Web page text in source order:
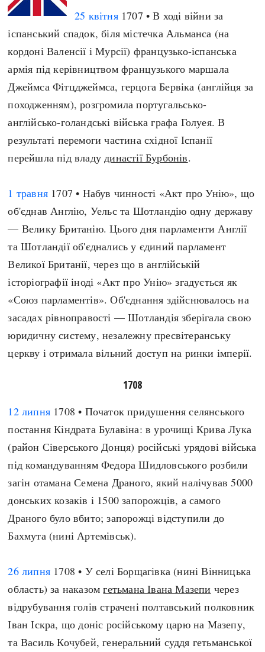
Америка
Європа
Визначальні події
Автори
done
25 квітня1707 • В ході війни за
іспанський спадок, біля містечка Альманса (на
кордоні Валенсії і Мурсії) французько-іспанська
армія під керівництвом французького маршала
Джеймса Фітцджеймса, герцога Бервіка (англійця за
походженням), розгромила португальсько-
англійсько-голандські війська графа Голуея. В
результаті перемоги частина східної Іспанії
перейшла під владудинастії Бурбонів.
1 травня 1707 • Набув чинності «Акт про Унію», що
об'єднав Англію, Уельс та Шотландію одну державу
— Велику Британію. Цього дня парламенти Англії
та Шотландії об'єднались у єдиний парламент
Великої Британії, через що в англійській
історіографії іноді «Акт про Унію» згадується як
«Союз парламентів». Об'єднання здійснювалось на
засадах рівноправості — Шотландія зберігала свою
юридичну систему, незалежну пресвітеранську
церкву і отримала вільний доступ на ринки імперії.
1708
12 липня 1708 • Початок придушення селянського
постання Кіндрата Булавіна: в урочищі Крива Лука
(район Сіверського Донця) російські урядові війська
під командуванням Федора Шидловського розбили
загін отамана Семена Драного, який налічував 5000
донських козаків і 1500 запорожців, а самого
Драного було вбито; запорожці відступили до
Бахмута (нині Артемівськ).
26 липня 1708 • У селі Борщагівка (нині Вінницька
область) за наказомгетьмана Івана Мазепи через
відрубування голів страчені полтавський полковник
Іван Іскра, що доніс російському царю на Мазепу,
та Василь Кочубей, генеральний суддя гетьманської